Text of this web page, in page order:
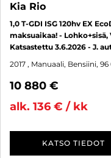
Kia Rio
1,0 T-GDI ISG 120hv EX
maksuaikaa! -
Katsastettu 3.6.2026 - J.
2017 , Manuaali, Bensiini,
10 880 €
alk. 136 € / kk
KATSO TIEDOT